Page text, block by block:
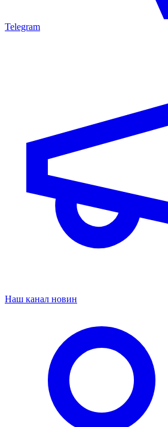
Telegram
Наш канал новин